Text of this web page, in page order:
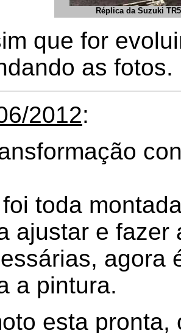
Réplica da Suzuki
que for
as fotos.
2012:
toda
ajustar e fazer
agora
a pintura.
esta pronta,